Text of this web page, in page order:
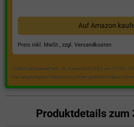
Auf Amazon
Preis inkl. MwSt., zzgl. Versandkosten
Zuletzt aktualisiert am 18. Dezember 2023 um 21:50 .
hier angezeigten Preise inzwischen geändert haben
Produktdetails zum